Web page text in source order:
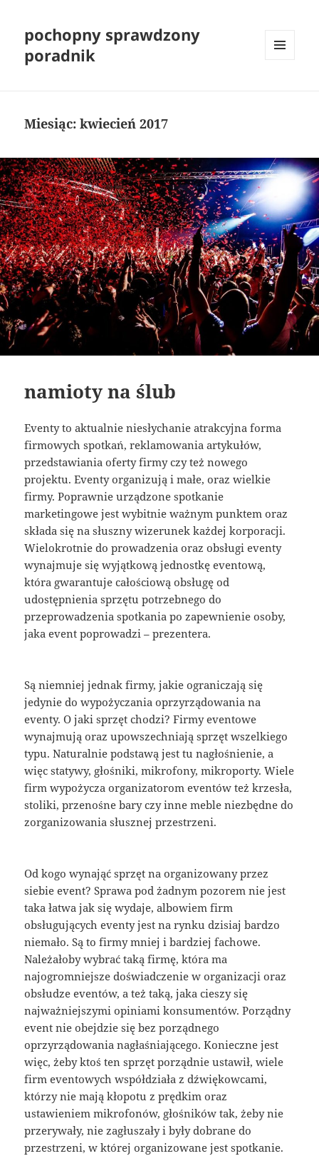
pochopny sprawdzony
poradnik
Miesiąc:kwiecień 2017
namioty na ślub
Eventy to aktualnie niesłychanie atrakcyjna forma
firmowych spotkań, reklamowania artykułów,
przedstawiania oferty firmy czy też nowego
projektu. Eventy organizują i małe, oraz wielkie
firmy. Poprawnie urządzone spotkanie
marketingowe jest wybitnie ważnym punktem oraz
składa się na słuszny wizerunek każdej korporacji.
Wielokrotnie do prowadzenia oraz obsługi eventy
wynajmuje się wyjątkową jednostkę eventową,
która gwarantuje całościową obsługę od
udostępnienia sprzętu potrzebnego do
przeprowadzenia spotkania po zapewnienie osoby,
jaka event poprowadzi – prezentera.
Są niemniej jednak firmy, jakie ograniczają się
jedynie do wypożyczania oprzyrządowania na
eventy. O jaki sprzęt chodzi? Firmy eventowe
wynajmują oraz upowszechniają sprzęt wszelkiego
typu. Naturalnie podstawą jest tu nagłośnienie, a
więc statywy, głośniki, mikrofony, mikroporty. Wiele
firm wypożycza organizatorom eventów też krzesła,
stoliki, przenośne bary czy inne meble niezbędne do
zorganizowania słusznej przestrzeni.
Od kogo wynająć sprzęt na organizowany przez
siebie event? Sprawa pod żadnym pozorem nie jest
taka łatwa jak się wydaje, albowiem firm
obsługujących eventy jest na rynku dzisiaj bardzo
niemało. Są to firmy mniej i bardziej fachowe.
Należałoby wybrać taką firmę, która ma
najogromniejsze doświadczenie w organizacji oraz
obsłudze eventów, a też taką, jaka cieszy się
najważniejszymi opiniami konsumentów. Porządny
event nie obejdzie się bez porządnego
oprzyrządowania nagłaśniającego. Konieczne jest
więc, żeby ktoś ten sprzęt porządnie ustawił, wiele
firm eventowych współdziała z dźwiękowcami,
którzy nie mają kłopotu z prędkim oraz
ustawieniem mikrofonów, głośników tak, żeby nie
przerywały, nie zagłuszały i były dobrane do
przestrzeni, w której organizowane jest spotkanie.